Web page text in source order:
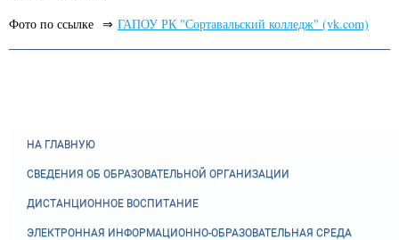
Фото по ссылке ⇒ ГАПОУ РК "Сортавальский колледж" (vk.com)
НА ГЛАВНУЮ
СВЕДЕНИЯ ОБ ОБРАЗОВАТЕЛЬНОЙ ОРГАНИЗАЦИИ
ДИСТАНЦИОННОЕ ВОСПИТАНИЕ
ЭЛЕКТРОННАЯ ИНФОРМАЦИОННО-ОБРАЗОВАТЕЛЬНАЯ СРЕДА